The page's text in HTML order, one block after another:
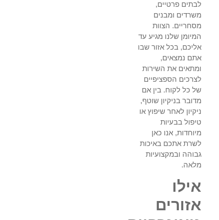
לבתים פרטיים,
משרדים ומבנים
מסחריים. הצוות
המיומן שלנו מגיע עד
אליכם, בכל אזור שבו
אתם נמצאים,
ומתאים את השירות
לצרכים הספציפיים
של כל לקוח. בין אם
מדובר בניקיון שוטף,
ניקיון לאחר שיפוץ או
טיפול בבעיות
מיוחדות, אנו כאן
לשרת אתכם באיכות
גבוהה ובמקצועיות
מלאה.
אילו
אזורים